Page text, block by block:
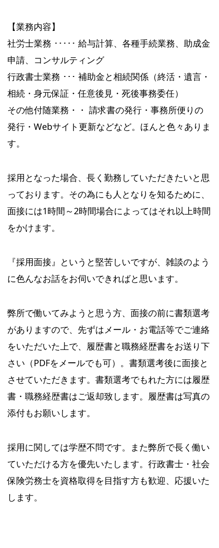
【業務内容】
社労士業務 ･････ 給与計算、各種手続業務、助成金
申請、コンサルティング
行政書士業務 ･･･ 補助金と相続関係（終活・遺言・
相続・身元保証・任意後見・死後事務委任）
その他付随業務・・ 請求書の発行・事務所便りの
発行・Webサイト更新などなど。ほんと色々ありま
す。
採用となった場合、長く勤務していただきたいと思
っております。その為にも人となりを知るために、
面接には1時間～2時間場合によってはそれ以上時間
をかけます。
『採用面接』というと堅苦しいですが、雑談のよう
に色んなお話をお伺いできればと思います。
弊所で働いてみようと思う方、面接の前に書類選考
がありますので、先ずはメール・お電話等でご連絡
をいただいた上で、履歴書と職務経歴書をお送り下
さい（PDFをメールでも可）。書類選考後に面接と
させていただきます。書類選考でもれた方には履歴
書・職務経歴書はご返却致します。履歴書は写真の
添付もお願いします。
採用に関しては学歴不問です。また弊所で長く働い
ていただける方を優先いたします。行政書士・社会
保険労務士を資格取得を目指す方も歓迎、応援いた
します。